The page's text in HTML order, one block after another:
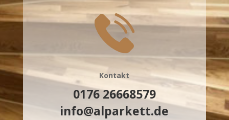
Kontakt
0176 26668579
info@alparkett.de